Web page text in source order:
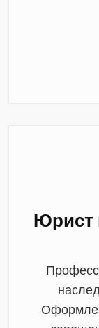
Юрист